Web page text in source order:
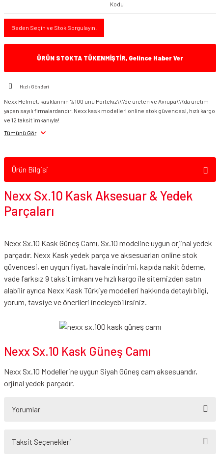
Kodu
Beden Seçin ve Stok Sorgulayın!
ÜRÜN STOKTA TÜKENMİŞTİR, Gelince Haber Ver
Hızlı Gönderi
Nexx Helmet, kasklarının %100 ünü Portekiz\\\'de üreten ve Avrupa\\\'da üretim
yapan sayılı firmalardandır. Nexx kask modelleri online stok güvencesi, hızlı kargo
ve 12 taksit imkanıyla!
Tümünü Gör
Ürün Bilgisi
Nexx Sx.10 Kask Aksesuar & Yedek
Parçaları
Nexx Sx.10 Kask Güneş Camı, Sx.10 modeline uygun orjinal yedek
parçadır. Nexx Kask yedek parça ve aksesuarları online stok
güvencesi, en uygun fiyat, havale indirimi, kapıda nakit ödeme,
vade farksız 9 taksit imkanı ve hızlı kargo ile sitemizden satın
alabilir ayrıca Nexx Kask Türkiye modelleri hakkında detaylı bilgi,
yorum, tavsiye ve önerileri inceleyebilirsiniz.
Nexx Sx.10 Kask Güneş Camı
Nexx Sx.10 Modellerine uygun Siyah Güneş cam aksesuarıdır,
orjinal yedek parçadır.
Yorumlar
Taksit Seçenekleri